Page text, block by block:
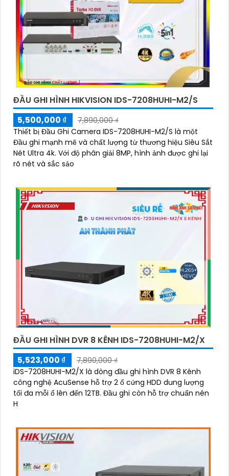
ĐẦU GHI HÌNH HIKVISION IDS-7208HUHI-M2/S
5,500,000 ₫
7,890,000 ₫
Thiết bị Đầu Ghi Camera IDS-7208HUHI-M2/S là một
Đầu ghi mạnh mẽ và chất lượng từ thương hiệu Siêu Sắt
Nét Ultra 4k. Với độ phân giải 8MP, hình ảnh được ghi lại
rõ nét và sắc sảo
ĐẦU GHI HÌNH DVR 8 KÊNH IDS-7208HUHI-M2/X
5,523,000 ₫
7,890,000 ₫
iDS-7208HUHI-M2/X là dòng đầu ghi hình DVR 8 Kênh
công nghệ AcuSense hỗ trợ 2 ổ cứng HDD dung lượng
tối đa mỗi ổ lên đến 12TB. Đầu ghi còn hỗ trợ chuẩn nén
H